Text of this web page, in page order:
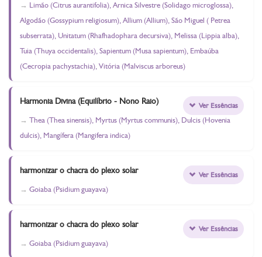
Limão (Citrus aurantifolia), Arnica Silvestre (Solidago microglossa),
Algodão (Gossypium religiosum), Allium (Allium), São Miguel ( Petrea
subserrata), Unitatum (Rhafhadophara decursiva), Melissa (Lippia alba),
Tuia (Thuya occidentalis), Sapientum (Musa sapientum), Embaúba
(Cecropia pachystachia), Vitória (Malviscus arboreus)
Harmonia Divina (Equilíbrio - Nono Raio)
Thea (Thea sinensis), Myrtus (Myrtus communis), Dulcis (Hovenia
dulcis), Mangífera (Mangifera indica)
Ver Essências
harmonizar o chacra do plexo solar
Goiaba (Psidium guayava)
Ver Essências
harmonizar o chacra do plexo solar
Goiaba (Psidium guayava)
Ver Essências